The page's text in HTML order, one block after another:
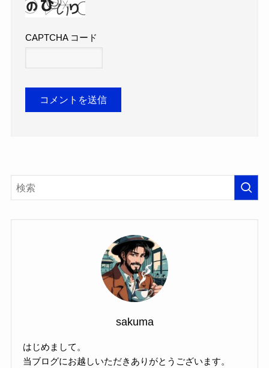
CAPTCHA コード
sakuma
はじめまして。
当ブログにお越しいただきありがとうございます。